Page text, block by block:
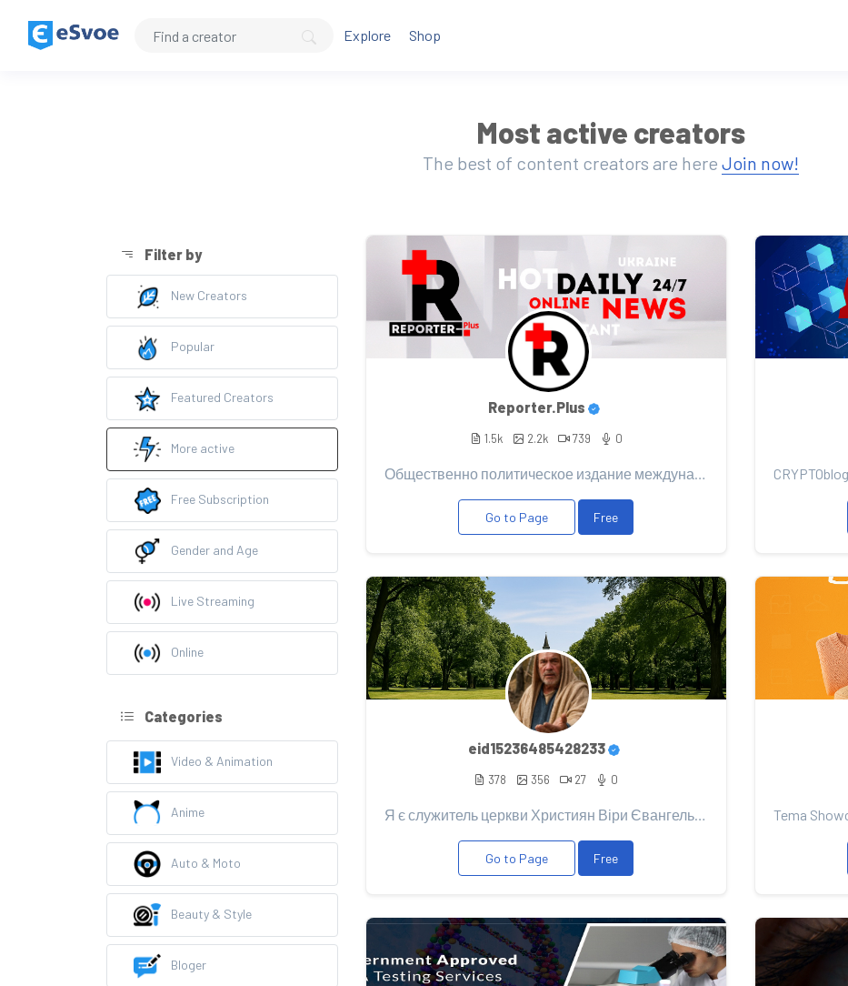
Explore Shop
Most active creators
The best of content creators are here Join now!
Filter by
New Creators
Popular
Featured Creators
More active
Free Subscription
Gender and Age
Live Streaming
Online
Categories
Video & Animation
Anime
Auto & Moto
Beauty & Style
Bloger
Reporter.Plus
1.5k 2.2k 739 0
Общественно политическое издание международного объединения общественных журналистов.
Go to Page Free
eid15236485428233
378 356 27 0
Я є служитель церкви Християн Віри Євангельської України
Go to Page Free